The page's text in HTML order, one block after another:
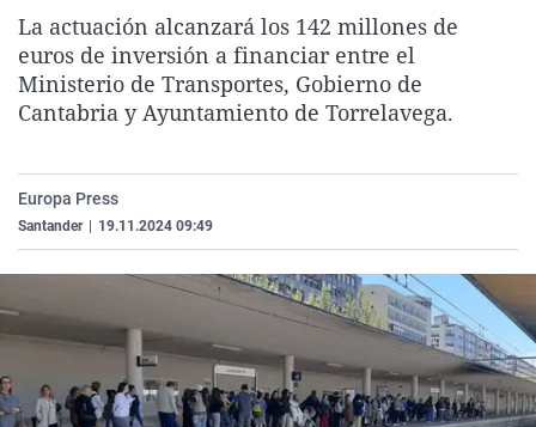
La rosa de los vientos
Gente viajera
Como el perro y el
Caso
Retornados
Equipo de
Extremadura
Galicia
La Rioja
Virales
Televisión
Elecciones
La actuación alcanzará los 142 millones de
euros de inversión a financiar entre el
Ministerio de Transportes, Gobierno de
Cantabria y Ayuntamiento de Torrelavega.
Europa Press
Santander 19.11.2024 09:49